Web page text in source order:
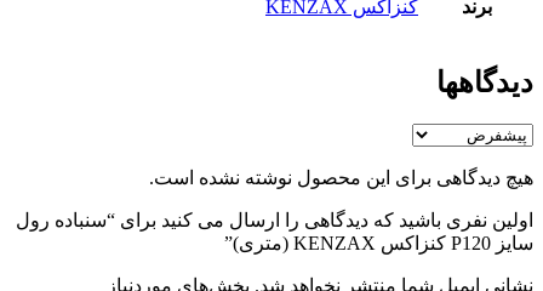
برند کنزاکس KENZAX
دیدگاهها
هیچ دیدگاهی برای این محصول نوشته نشده است.
اولین نفری باشید که دیدگاهی را ارسال می کنید برای “سنباده رول
سایز P120 کنزاکس KENZAX (متری)”
نشانی ایمیل شما منتشر نخواهد شد. بخش‌های موردنیاز